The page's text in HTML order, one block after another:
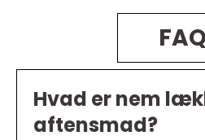
FAQ
Hvad er nem
aftensmad?